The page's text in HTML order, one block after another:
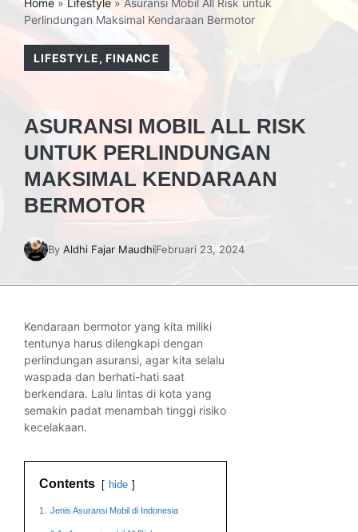
Home » Lifestyle » Asuransi Mobil All Risk untuk
Perlindungan Maksimal Kendaraan Bermotor
LIFESTYLE,FINANCE
ASURANSI MOBIL ALL RISK
UNTUK PERLINDUNGAN
MAKSIMAL KENDARAAN
BERMOTOR
By Aldhi Fajar MaudhiFebruari 23, 2024
Kendaraan bermotor yang kita miliki
tentunya harus dilengkapi dengan
perlindungan asuransi, agar kita selalu
waspada dan berhati-hati saat
berkendara. Lalu lintas di kota yang
semakin padat menambah tinggi risiko
kecelakaan.
Contents hide
1. Jenis Asuransi Mobil di Indonesia